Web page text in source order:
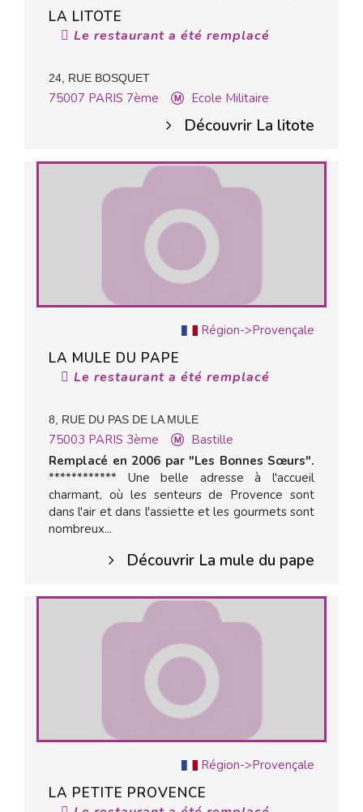
LA LITOTE
Le restaurant a été remplacé
24, RUE BOSQUET
75007 PARIS 7ème Ecole Militaire
Découvrir La litote
Région->Provençale
LA MULE DU PAPE
Le restaurant a été remplacé
8, RUE DU PAS DE LA MULE
75003 PARIS 3ème
Bastille
Remplacé en 2006 par "Les Bonnes Sœurs".
************ Une belle adresse à l'accueil
charmant, où les senteurs de Provence sont
dans l'air et dans l'assiette et les gourmets sont
nombreux...
Découvrir La mule du pape
Région->Provençale
LA PETITE PROVENCE